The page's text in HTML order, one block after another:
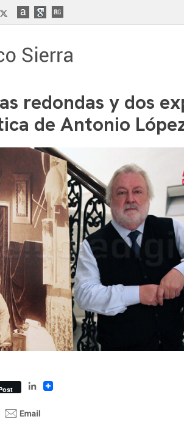
LinkedIn
redondas y dos
de Antonio
LinkedIn